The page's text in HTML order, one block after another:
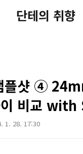
단테의 취향
플샷 ④
비교 with
1. 28. 17:30